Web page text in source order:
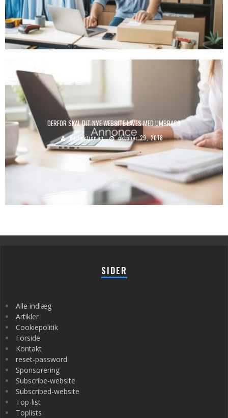
DERFOR SKAL DIT NYE WEBSITE LAVES MED UMBRACO
Redaktionen oktober 29, 2018
SIDER
Alle indlæg
Artikler
Cookiepolitik
Forside
Kontakt
reset-password
Sponsorering
Subscribe-website
Subscribed-website
Top-list
Toplists